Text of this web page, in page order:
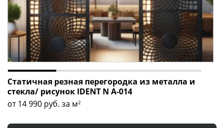
Статичная резная перегородка из металла и
стекла/ рисунок IDENT N A-014
от 14 990 руб. за м2